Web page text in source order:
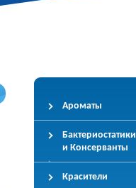
Ароматы
Бактериостатики
и Консерванты
Красители